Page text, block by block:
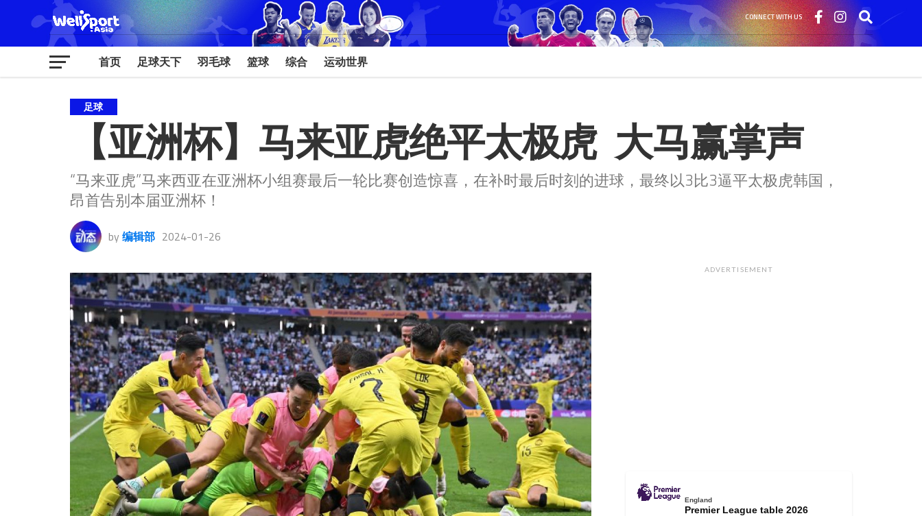
CONNECT WITH US
首页 足球天下 羽毛球 篮球 综合 运动世界
足球
【亚洲杯】马来亚虎绝平太极虎  大马赢掌声
“马来亚虎”马来西亚在亚洲杯小组赛最后一轮比赛创造惊喜，在补时最后时刻的进球，最终以3比3逼平太极虎韩国，
昂首告别本届亚洲杯！
by 编辑部 2024-01-26
ADVERTISEMENT
England
Premier League table 2026